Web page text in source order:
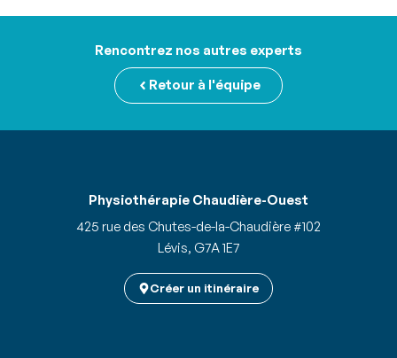
Rencontrez nos autres experts
Retour à l'équipe
Physiothérapie Chaudière-Ouest
425 rue des Chutes-de-la-Chaudière #102
Lévis, G7A 1E7
Créer un itinéraire